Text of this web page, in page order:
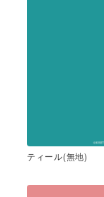
ティール(無地)